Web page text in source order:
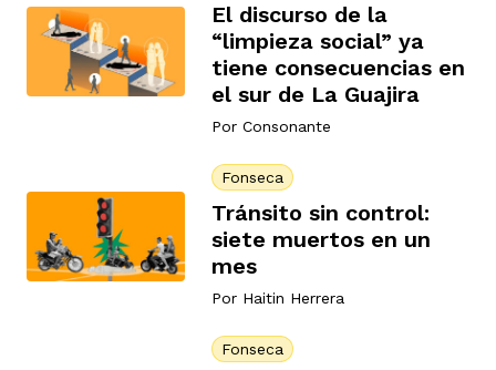
El discurso de la
“limpieza social” ya
tiene consecuencias en
el sur de La Guajira
Por Consonante
Fonseca
Tránsito sin control:
siete muertos en un
mes
Por Haitin Herrera
Fonseca
étnicos
Codazzi
Consonante